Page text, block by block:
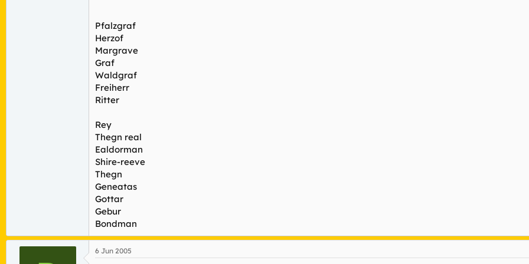
Pfalzgraf
Herzof
Margrave
Graf
Waldgraf
Freiherr
Ritter
Rey
Thegn real
Ealdorman
Shire-reeve
Thegn
Geneatas
Gottar
Gebur
Bondman
6 Jun 2005